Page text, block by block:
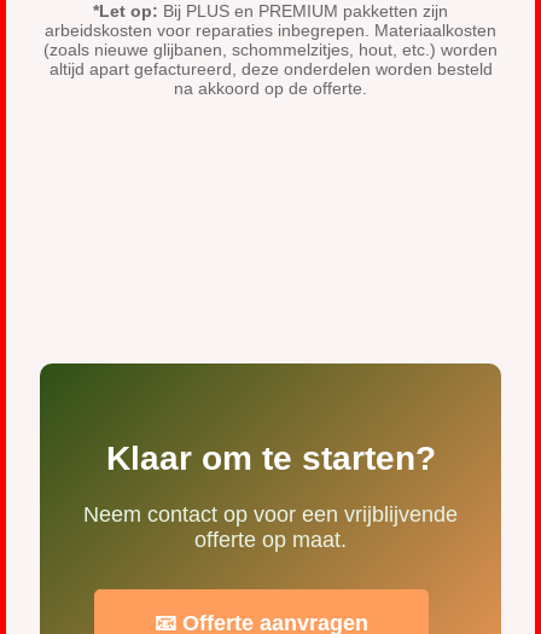
*Let op: Bij PLUS en PREMIUM pakketten zijn
arbeidskosten voor reparaties inbegrepen. Materiaalkosten
(zoals nieuwe glijbanen, schommelzitjes, hout, etc.) worden
altijd apart gefactureerd, deze onderdelen worden besteld
na akkoord op de offerte.
Klaar om te starten?
Neem contact op voor een vrijblijvende
offerte op maat.
📧 Offerte aanvragen